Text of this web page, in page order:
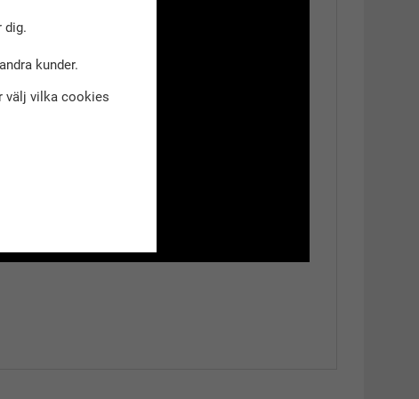
dig.
kunder.
välj vilka cookies